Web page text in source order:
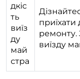
дкіс
ть
виїз
ду
май
стра
приїхати
ремонту.
виїзду